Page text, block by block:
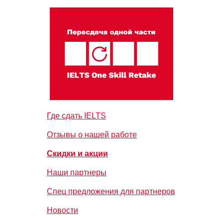
Где сдать IELTS
Отзывы о нашей работе
Скидки и акции
Наши партнеры
Спец предложения для партнеров
Новости